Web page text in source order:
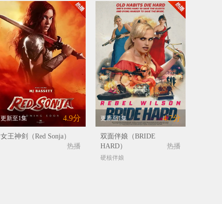
更新至1集 4.9分
女王神剑（Red Sonja）
热播
更新至1集 4.7分
双面伴娘（BRIDE
HARD）
热播
硬核伴娘